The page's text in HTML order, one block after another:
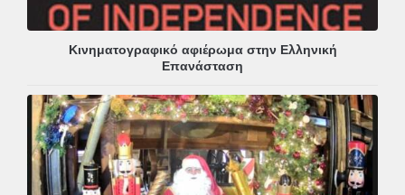
Κινηματογραφικό αφιέρωμα στην Ελληνική
Επανάσταση